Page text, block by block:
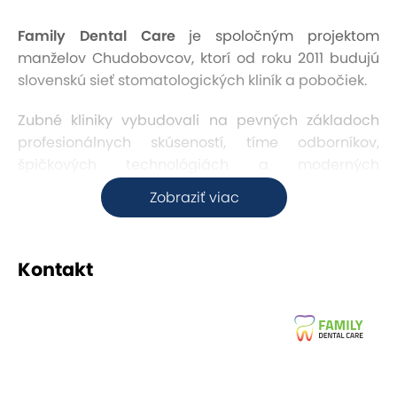
Zobraziť viac
Family Dental Careje spoločným projektom
manželov Chudobovcov, ktorí od roku 2011 budujú
slovenskú sieť stomatologických kliník a pobočiek.
Zubné kliniky vybudovali na pevných základoch
profesionálnych skúseností, tíme odborníkov,
procesoch i materiáloch. Ich cieľom je empaticky i
odborne pristupovať k individuálnym potrebám
Kontakt